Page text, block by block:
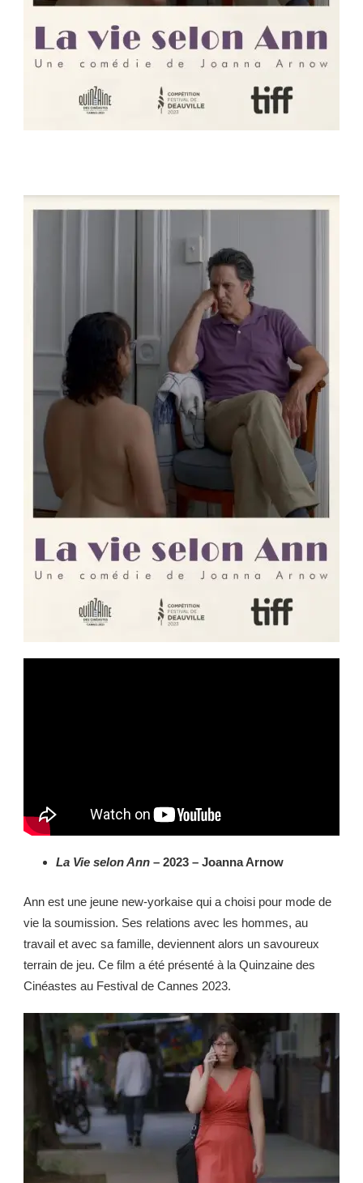
La Vie selon Ann – 2023 – Joanna Arnow
Ann est une jeune new-yorkaise qui a choisi pour mode de
vie la soumission. Ses relations avec les hommes, au
travail et avec sa famille, deviennent alors un savoureux
terrain de jeu. Ce film a été présenté à la Quinzaine des
Cinéastes au Festival de Cannes 2023.